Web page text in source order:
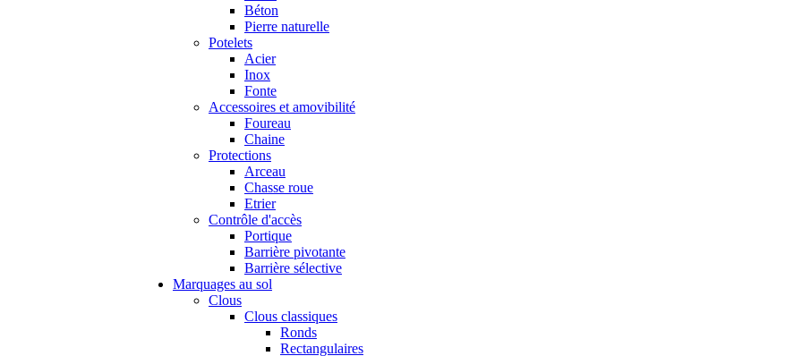
Béton
Pierre naturelle
Potelets
Acier
Inox
Fonte
Accessoires et amovibilité
Foureau
Chaine
Protections
Arceau
Chasse roue
Etrier
Contrôle d'accès
Portique
Barrière pivotante
Barrière sélective
Marquages au sol
Clous
Clous classiques
Ronds
Rectangulaires